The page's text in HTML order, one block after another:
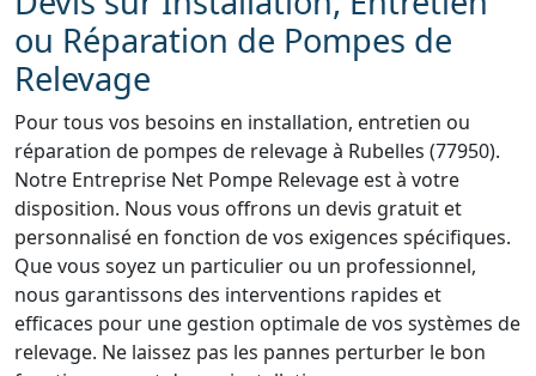
ou Réparation de Pompes de
Relevage
Pour tous vos besoins en installation, entretien ou
réparation de pompes de relevage à Rubelles (77950).
Notre Entreprise Net Pompe Relevage est à votre
disposition. Nous vous offrons un devis gratuit et
personnalisé en fonction de vos exigences spécifiques.
Que vous soyez un particulier ou un professionnel,
nous garantissons des interventions rapides et
efficaces pour une gestion optimale de vos systèmes de
relevage. Ne laissez pas les pannes perturber le bon